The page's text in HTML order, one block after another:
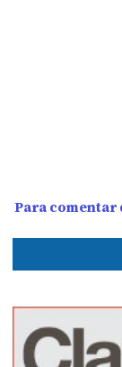
Para comentar